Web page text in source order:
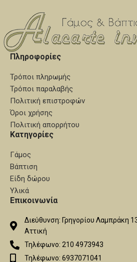
Πληροφορίες
Τρόποι πληρωμής
Τρόποι παραλαβής
Πολιτική επιστροφών
Όροι χρήσης
Πολιτική απορρήτου
Κατηγορίες
Γάμος
Βάπτιση
Είδη δώρου
Υλικά
Επικοινωνία
Διεύθυνση: Γρηγορίου Λαμπράκη
Αττική
Τηλέφωνο: 210 4973943
Τηλέφωνο: 6937071041